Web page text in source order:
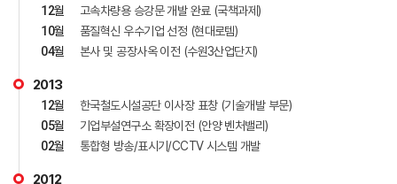
12월
고속차량용 승강문 개발 완료 (국책과제)
10월
품질혁신 우수기업 선정 (현대로템)
04월 본사 및 공장사옥 이전 (수원3산업단지)
2013
12월
한국철도시설공단 이사장 표창 (기술개발 부문)
05월
기업부설연구소 확장이전 (안양 벤처밸리)
02월 통합형 방송/표시기/CCTV 시스템 개발
2012